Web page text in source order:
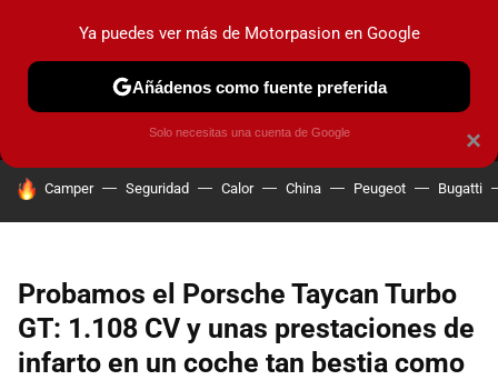
MENÚ NUEVO
COCHES ELÉCTRICOS OBSERVATORIO
HOY SE HABLA DE
Camper Seguridad Calor China Peugeot Bugatti
Probamos el Porsche Taycan Turbo
GT: 1.108 CV y unas prestaciones de
infarto en un coche tan bestia como
×
Ya puedes ver más de Motorpasion en Google
Añádenos como fuente preferida
Solo necesitas una cuenta de Google